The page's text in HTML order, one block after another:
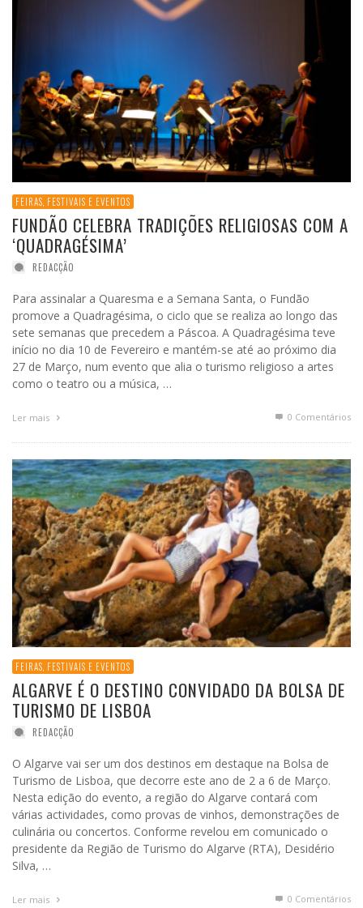
FEIRAS, FESTIVAIS E EVENTOS
FUNDÃO CELEBRA TRADIÇÕES RELIGIOSAS COM A
‘QUADRAGÉSIMA’
REDACÇÃO
Para assinalar a Quaresma e a Semana Santa, o Fundão
promove a Quadragésima, o ciclo que se realiza ao longo das
sete semanas que precedem a Páscoa. A Quadragésima teve
início no dia 10 de Fevereiro e mantém-se até ao próximo dia
27 de Março, num evento que alia o turismo religioso a artes
como o teatro ou a música, …
Ler mais 0 Comentários
FEIRAS, FESTIVAIS E EVENTOS
ALGARVE É O DESTINO CONVIDADO DA BOLSA DE
TURISMO DE LISBOA
REDACÇÃO
O Algarve vai ser um dos destinos em destaque na Bolsa de
Turismo de Lisboa, que decorre este ano de 2 a 6 de Março.
Nesta edição do evento, a região do Algarve contará com
várias actividades, como provas de vinhos, demonstrações de
culinária ou concertos. Conforme revelou em comunicado o
presidente da Região de Turismo do Algarve (RTA), Desidério
Silva, …
Ler mais 0 Comentários